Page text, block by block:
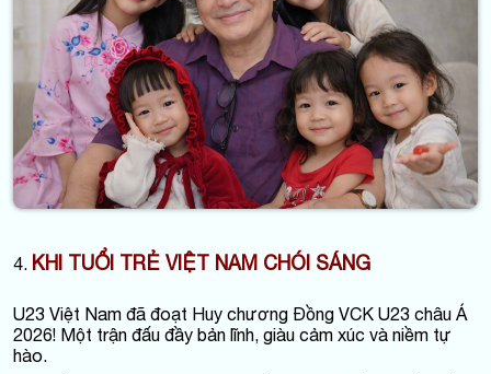
4. KHI TUỔI TRẺ VIỆT NAM CHÓI SÁNG
U23 Việt Nam đã đoạt Huy chương Đồng VCK U23 châu Á
2026! Một trận đấu đầy bản lĩnh, giàu cảm xúc và niềm tự
hào.